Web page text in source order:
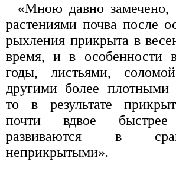
«Мною давно замечено,
растениями почва после
рыхления прикрыта в
время, и в особенности
годы, листьями,
другими более плотными
то в результате
почти вдвое
развиваются в
неприкрытыми».